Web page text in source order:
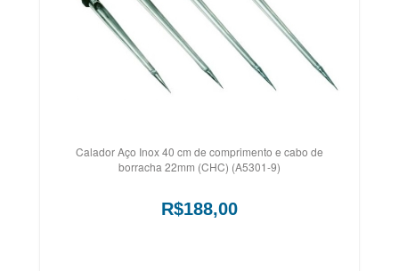
Calador Aço Inox 40 cm de comprimento e cabo de
borracha 22mm (CHC) (A5301-9)
R$188,00